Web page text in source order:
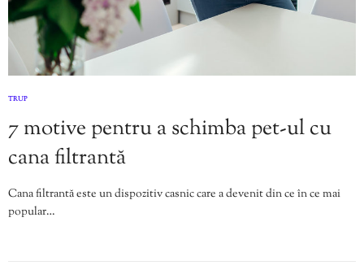
TRUP
7 motive pentru a schimba pet-ul cu
cana filtrantă
Cana filtrantă este un dispozitiv casnic care a devenit din ce în ce mai
popular…